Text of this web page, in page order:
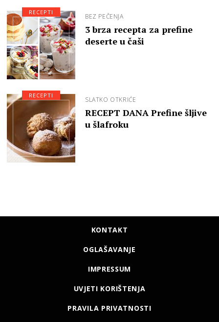
BEZ PEČENJA
3 brza recepta za prefine
deserte u čaši
RECEPTI
SLATKO OTKRIĆE
RECEPT DANA Prefine šljive
u šlafroku
RECEPTI
KONTAKT
OGLAŠAVANJE
IMPRESSUM
UVJETI KORIŠTENJA
PRAVILA PRIVATNOSTI